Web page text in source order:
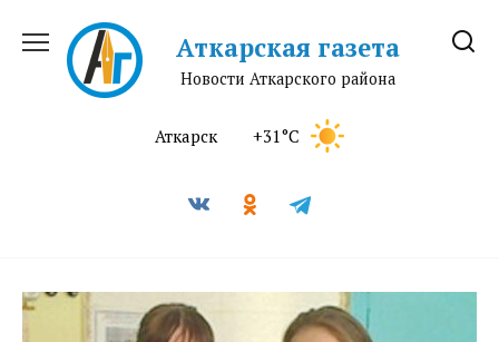
содержанию
Аткарская газета
Новости Аткарского района
Аткарск +31°C